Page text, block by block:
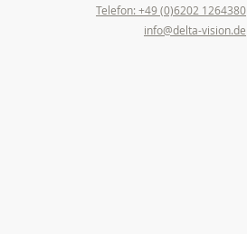
Telefon: +49 (0)6202 1264380
info@delta-vision.de